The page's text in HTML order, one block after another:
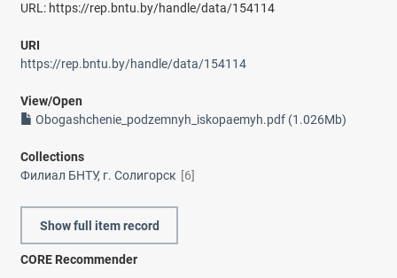
URL: https://rep.bntu.by/handle/data/154114
URI
https://rep.bntu.by/handle/data/154114
View/Open
Obogashchenie_podzemnyh_iskopaemyh.pdf (1.026Mb)
Collections
Филиал БНТУ, г. Солигорск [6]
Show full item record
CORE Recommender